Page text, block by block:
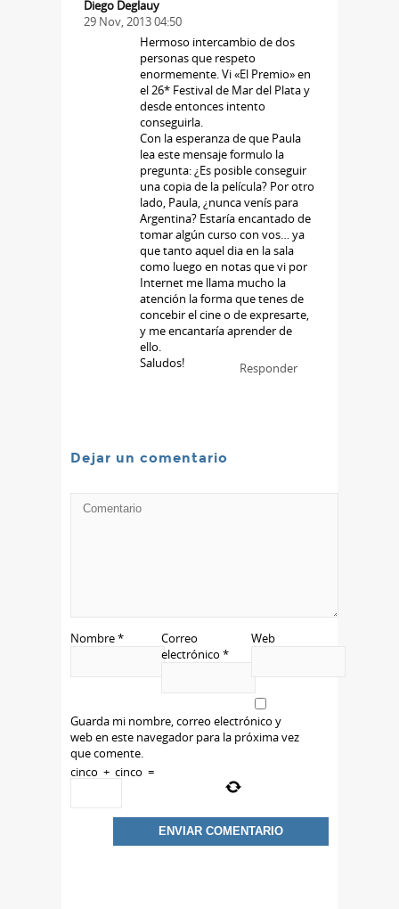
Diego Deglauy
29 Nov, 2013 04:50
Hermoso intercambio de dos
personas que respeto
enormemente. Vi «El Premio» en
el 26* Festival de Mar del Plata y
desde entonces intento
conseguirla.
Con la esperanza de que Paula
lea este mensaje formulo la
pregunta: ¿Es posible conseguir
una copia de la película? Por otro
lado, Paula, ¿nunca venís para
Argentina? Estaría encantado de
tomar algún curso con vos… ya
que tanto aquel dia en la sala
como luego en notas que vi por
Internet me llama mucho la
atención la forma que tenes de
concebir el cine o de expresarte,
y me encantaría aprender de
ello.
Saludos!
Responder
Dejar un comentario
Nombre*
Correo
electrónico *
Web
Guarda mi nombre, correo electrónico y
web en este navegador para la próxima vez
que comente.
cinco + cinco =